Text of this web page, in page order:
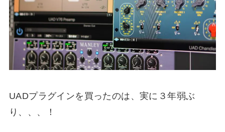
UADプラグインを買ったのは、実に３年弱ぶ
り、、、！